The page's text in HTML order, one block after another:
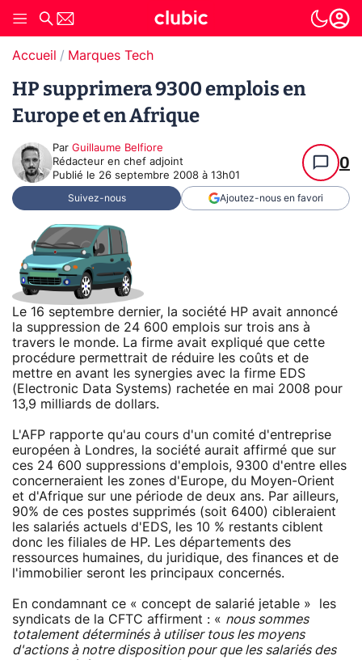
Accueil Marques Tech
HP supprimera 9300 emplois en
Europe et en Afrique
Par Guillaume Belfiore
Rédacteur en chef adjoint
Publié le 26 septembre 2008 à 13h01
0
Suivez-nous Ajoutez-nous en favori
Le 16 septembre dernier, la société HP avait annoncé
la suppression de 24 600 emplois sur trois ans à
travers le monde. La firme avait expliqué que cette
procédure permettrait de réduire les coûts et de
mettre en avant les synergies avec la firme EDS
(Electronic Data Systems) rachetée en mai 2008 pour
13,9 milliards de dollars.
L'AFP rapporte qu'au cours d'un comité d'entreprise
européen à Londres, la société aurait affirmé que sur
ces 24 600 suppressions d'emplois, 9300 d'entre elles
concerneraient les zones d'Europe, du Moyen-Orient
et d'Afrique sur une période de deux ans. Par ailleurs,
90% de ces postes supprimés (soit 6400) cibleraient
les salariés actuels d'EDS, les 10 % restants ciblent
donc les filiales de HP. Les départements des
ressources humaines, du juridique, des finances et de
l'immobilier seront les principaux concernés.
En condamnant ce « concept de salarié jetable » les
syndicats de la CFTC affirment : « nous sommes
totalement déterminés à utiliser tous les moyens
d'actions à notre disposition pour que les salariés des